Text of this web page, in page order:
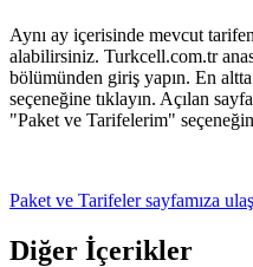
​Aynı ay içerisinde mevcut
alabilirsiniz. Turkcell.com.tr
bölümünden giriş yapın. En
seçeneğine tıklayın. Açılan
"Paket ve Tarifelerim"
Paket ve Tarifeler sayfamıza
Diğer İçerikler